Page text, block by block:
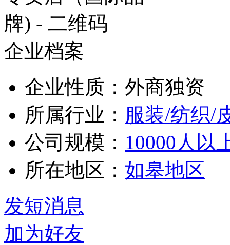
企业档案
企业性质：外商独资
所属行业： 服装/纺织/
公司规模： 10000人以
所在地区： 如皋地区
发短消息
加为好友